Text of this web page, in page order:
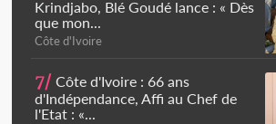
Krindjabo, Blé Goudé lance : « Dès
que mon...
Côte d'Ivoire
7/ Côte d'Ivoire : 66 ans
d'Indépendance, Affi au Chef de
l'Etat : «...